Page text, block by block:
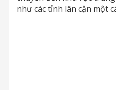
như các tỉnh lân cận một